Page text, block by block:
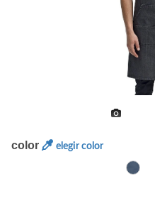
color elegir color